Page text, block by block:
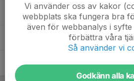
Theo Ellingsson
Vilhard Fransila
Vincent Sköld
Vi använder oss av kakor
webbplats ska fungera bra
även för webbanalys i
förbättra våra
Så använder vi
Godkänn alla